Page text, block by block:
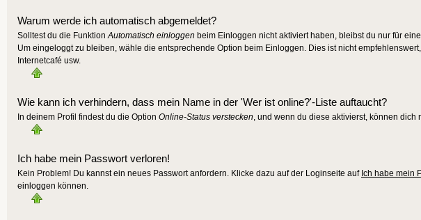
Warum werde ich automatisch abgemeldet?
Solltest du die Funktion Automatisch einloggen beim Einloggen nicht aktiviert haben, bleibst du nur für
Um eingeloggt zu bleiben, wähle die entsprechende Option beim Einloggen. Dies ist nicht
Internetcafé usw.
Wie kann ich verhindern, dass mein Name in der 'Wer ist online?'-Liste auftaucht?
In deinem Profil findest du die Option Online-Status verstecken , und wenn du diese aktivierst, können
Ich habe mein Passwort verloren!
Kein Problem! Du kannst ein neues Passwort anfordern. Klicke dazu auf der Loginseite auf Ich habe mein
einloggen können.